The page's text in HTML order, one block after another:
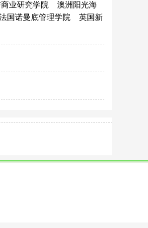
业研究学院
澳洲阳光海
国诺曼底管理学院
英国新